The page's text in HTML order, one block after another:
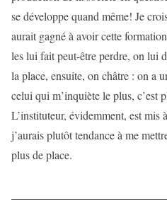
se développe quand même! Je
aurait gagné à avoir cette
les lui fait peut-être perdre, on lui
la place, ensuite, on châtre : on a
celui qui m’inquiète le plus, c’est
L’instituteur, évidemment, est mis
j’aurais plutôt tendance à me
plus de place.